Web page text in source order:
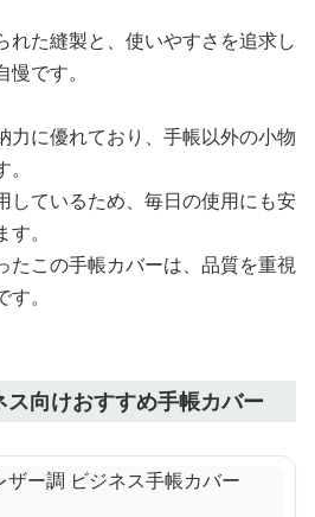
れた縫製と、使いやすさを追求し
です。
力に優れており、手帳以外の小物
しているため、毎日の使用にも安
。
たこの手帳カバーは、品質を重視
。
向けおすすめ手帳カバー